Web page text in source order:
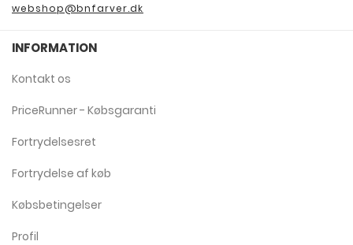
webshop@bnfarver.dk
INFORMATION
Kontakt os
PriceRunner - Købsgaranti
Fortrydelsesret
Fortrydelse af køb
Købsbetingelser
Profil